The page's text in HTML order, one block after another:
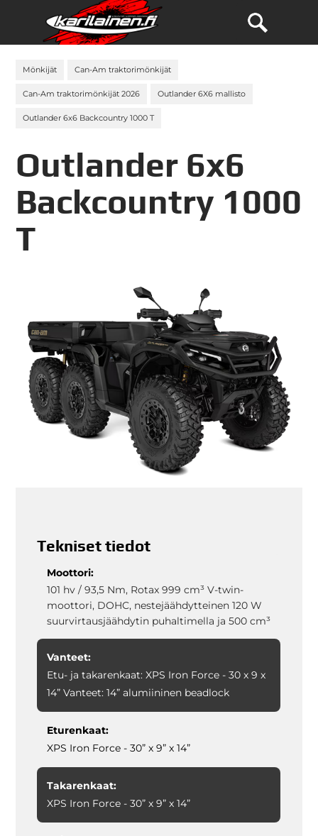
Mönkijät Can-Am traktorimönkijät
Can-Am traktorimönkijät 2026 Outlander 6X6 mallisto
Outlander 6x6 Backcountry 1000 T
Outlander 6x6
Backcountry 1000
T
Tekniset tiedot
Moottori:
101 hv / 93,5 Nm, Rotax 999 cm³ V-twin-
moottori, DOHC, nestejäähdytteinen 120 W
suurvirtausjäähdytin puhaltimella ja 500 cm³
Vanteet:
Etu- ja takarenkaat: XPS Iron Force - 30 x 9 x
14” Vanteet: 14” alumiininen beadlock
Eturenkaat:
XPS Iron Force - 30” x 9” x 14”
Takarenkaat:
XPS Iron Force - 30” x 9” x 14”